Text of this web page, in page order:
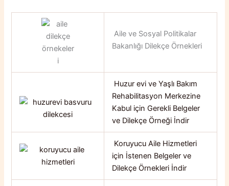
Aile ve Sosyal Politikalar
Bakanlığı Dilekçe Örnekleri
Huzur evi ve Yaşlı Bakım
Rehabilitasyon Merkezine
Kabul için Gerekli Belgeler
ve Dilekçe Örneği İndir
Koruyucu Aile Hizmetleri
için İstenen Belgeler ve
Dilekçe Örnekleri İndir